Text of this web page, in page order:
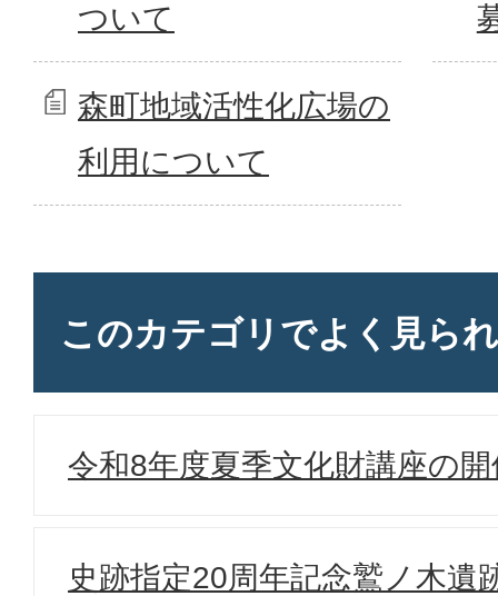
ついて
森町地域活性化広場の
利用について
このカテゴリでよく見ら
令和8年度夏季文化財講座の
史跡指定20周年記念鷲ノ木遺